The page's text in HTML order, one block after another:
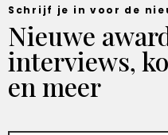
Schrijf je in voor de
Nieuwe
interviews,
en meer